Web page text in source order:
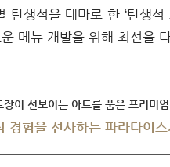
생석을 테마로 한 ‘탄생
메뉴 개발을 위해 최선을
이 선보이는 아트를 품은 프리미
험을 선사하는 파라다이스